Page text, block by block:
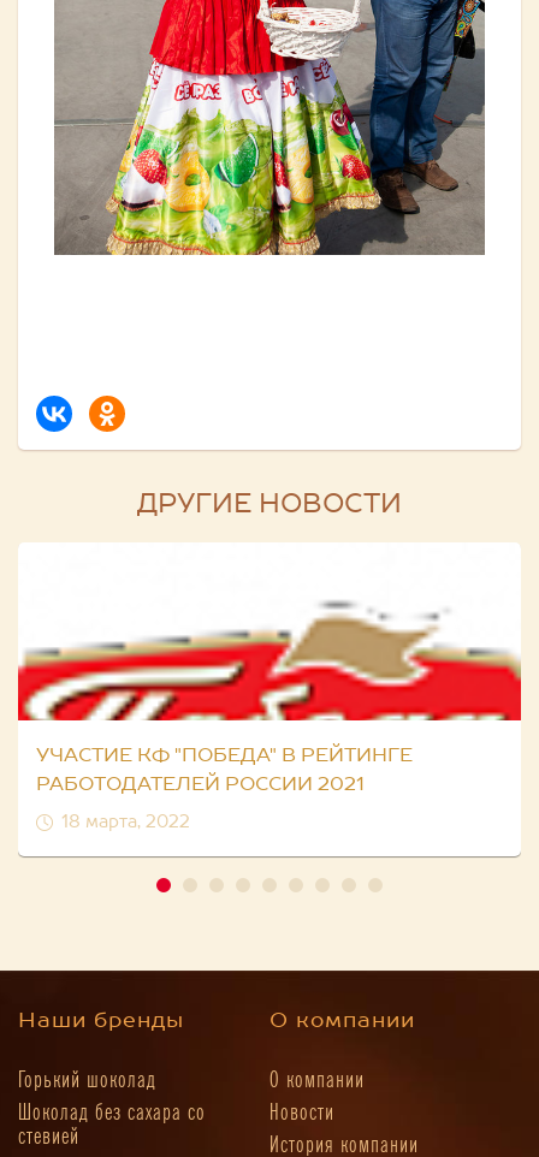
ДРУГИЕ НОВОСТИ
УЧАСТИЕ КФ "ПОБЕДА" В РЕЙТИНГЕ
РАБОТОДАТЕЛЕЙ РОССИИ 2021
18 марта, 2022
Наши бренды
Горький шоколад
Шоколад без сахара со
стевией
О компании
О компании
Новости
История компании